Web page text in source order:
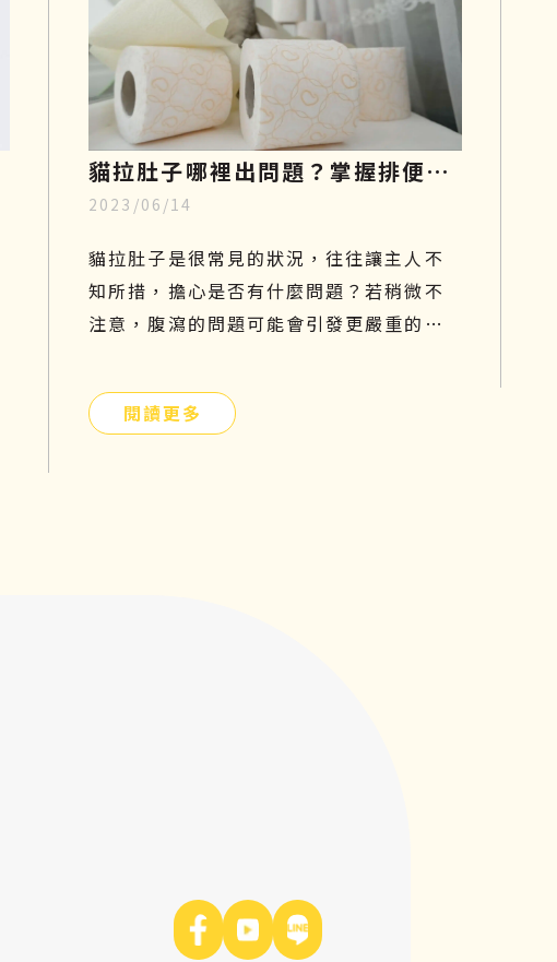
貓拉肚子哪裡出問題？掌握排便型
態、飲食與治療關鍵，重回健康活
力
2023/06/14
貓拉肚子是很常見的狀況，往往讓主人不
知所措，擔心是否有什麼問題？若稍微不
注意，腹瀉的問題可能會引發更嚴重的危
狀，找出正確的原因才能有效解決問題！
本篇文章將分享貓咪拉肚子的原因以及如
閱讀更多